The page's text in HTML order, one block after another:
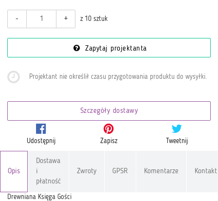
- + z 10 sztuk
Zapytaj projektanta
Projektant nie określił czasu przygotowania produktu do wysyłki
Szczegóły dostawy
Udostępnij Zapisz Tweetnij
Opis
Dostawa
i
płatność
Zwroty GPSR Komentarze Kontakt
Drewniana Księga Gości